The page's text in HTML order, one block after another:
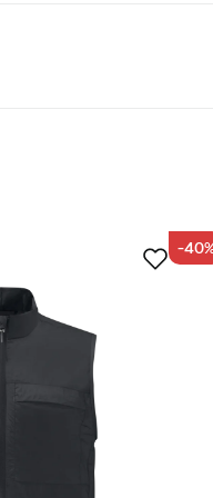
får mærkningen
og glider ikke,
-